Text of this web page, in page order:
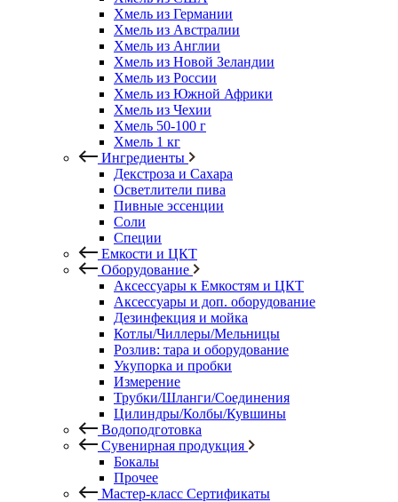
Хмель из Германии
Хмель из Австралии
Хмель из Англии
Хмель из Новой Зеландии
Хмель из России
Хмель из Южной Африки
Хмель из Чехии
Хмель 50-100 г
Хмель 1 кг
Ингредиенты
Декстроза и Сахара
Осветлители пива
Пивные эссенции
Соли
Специи
Емкости и ЦКТ
Оборудование
Аксессуары к Емкостям и ЦКТ
Аксессуары и доп. оборудование
Дезинфекция и мойка
Котлы/Чиллеры/Мельницы
Розлив: тара и оборудование
Укупорка и пробки
Измерение
Трубки/Шланги/Соединения
Цилиндры/Колбы/Кувшины
Водоподготовка
Сувенирная продукция
Бокалы
Прочее
Мастер-класс Сертификаты